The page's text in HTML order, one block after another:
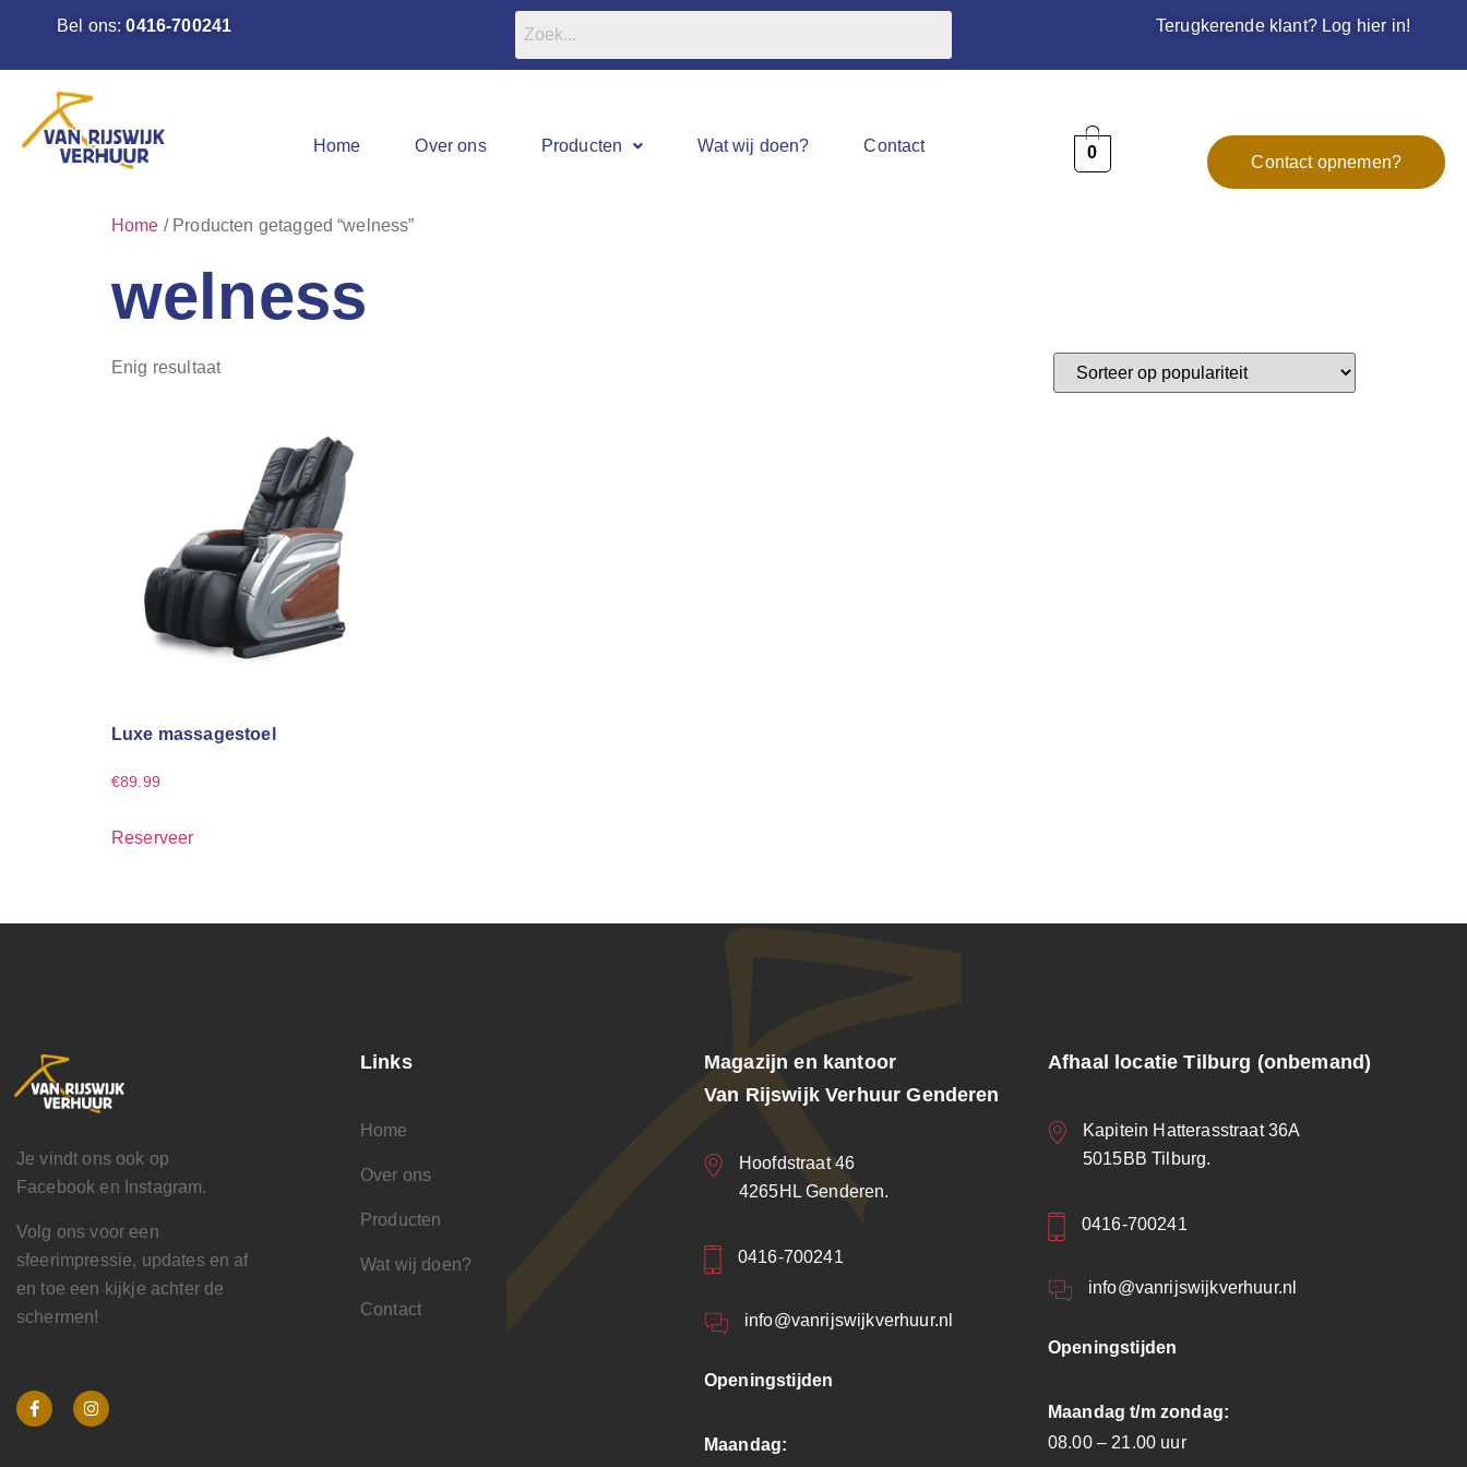
Bel ons:0416-700241 Terugkerende klant? Log hier in!
Home Over ons Producten Wat wij doen? Contact 0
Contact opnemen?
Home / Producten getagged “welness”
welness
Enig resultaat
Luxe massagestoel
€89.99
Reserveer
Je vindt ons ook op
Facebook en Instagram.
Volg ons voor een
sfeerimpressie, updates en af
en toe een kijkje achter de
schermen!
Links
Home
Over ons
Producten
Wat wij doen?
Contact
Magazijn en kantoor
Van Rijswijk Verhuur Genderen
Hoofdstraat 46
4265HL Genderen.
0416-700241
info@vanrijswijkverhuur.nl
Openingstijden
Maandag:
Afhaal locatie Tilburg (onbemand)
Kapitein Hatterasstraat 36A
5015BB Tilburg.
0416-700241
info@vanrijswijkverhuur.nl
Openingstijden
Maandag t/m zondag:
08.00 – 21.00 uur